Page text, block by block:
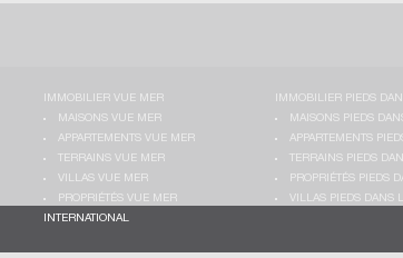
IMMOBILIER VUE MER
MAISONS VUE MER
APPARTEMENTS VUE MER
TERRAINS VUE MER
VILLAS VUE MER
PROPRIÉTÉS VUE MER
IMMOBILIER PIEDS
MAISONS PIEDS
APPARTEMENTS
TERRAINS PIEDS
PROPRIÉTÉS PIEDS
VILLAS PIEDS DANS
INTERNATIONAL